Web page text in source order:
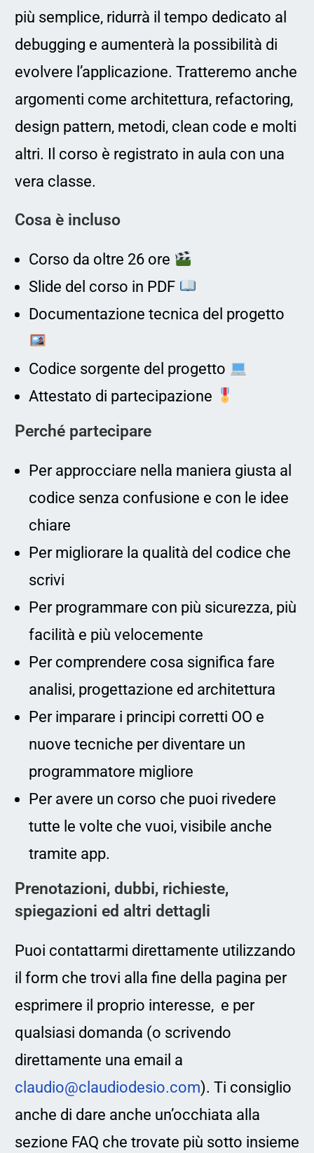
più semplice, ridurrà il tempo dedicato al
debugging e aumenterà la possibilità di
evolvere l’applicazione. Tratteremo anche
argomenti come architettura, refactoring,
design pattern, metodi, clean code e molti
altri. Il corso è registrato in aula con una
vera classe.
Cosa è incluso
Corso da oltre 26 ore
Slide del corso in PDF
Documentazione tecnica del progetto
Codice sorgente del progetto
Attestato di partecipazione
Perché partecipare
Per approcciare nella maniera giusta al
codice senza confusione e con le idee
chiare
Per migliorare la qualità del codice che
scrivi
Per programmare con più sicurezza, più
facilità e più velocemente
Per comprendere cosa significa fare
analisi, progettazione ed architettura
Per imparare i principi corretti OO e
nuove tecniche per diventare un
programmatore migliore
Per avere un corso che puoi rivedere
tutte le volte che vuoi, visibile anche
tramite app.
Prenotazioni, dubbi, richieste,
spiegazioni ed altri dettagli
Puoi contattarmi direttamente utilizzando
il form che trovi alla fine della pagina per
esprimere il proprio interesse, e per
qualsiasi domanda (o scrivendo
direttamente una email a
claudio@claudiodesio.com). Ti consiglio
anche di dare anche un’occhiata alla
sezione FAQ che trovate più sotto insieme